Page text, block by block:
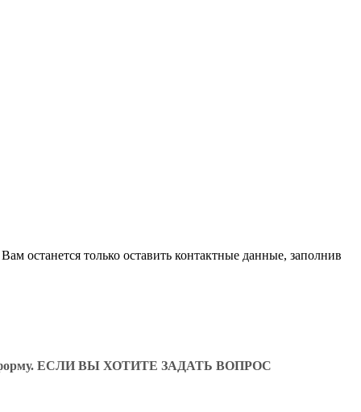
останется только оставить контактные данные, заполнив
форму. ЕСЛИ ВЫ ХОТИТЕ ЗАДАТЬ ВОПРОС